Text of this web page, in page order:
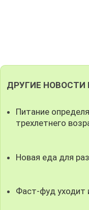
ДРУГИЕ НОВОСТИ
Питание
трехлетнего
Новая еда для
Фаст-фуд уходит